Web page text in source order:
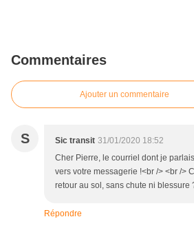
Commentaires
Ajouter un commentaire
S Sic transit 31/01/2020 18:52
Cher Pierre, le courriel dont je
vers votre messagerie !<br /> <br />
retour au sol, sans chute ni blessure
Répondre